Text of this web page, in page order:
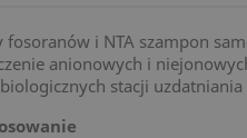
fosoranów i NTA szampon
anionowych i
stacji